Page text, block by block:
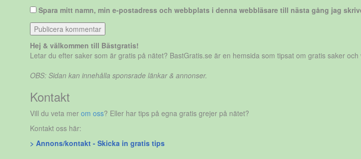
Spara mitt namn, min e-postadress och webbplats i denna webbläsare till nästa gång jag
Hej & välkommen till Bästgratis!
Letar du efter saker som är gratis på nätet? BastGratis.se är en hemsida som tipsat om gratis saker
OBS: Sidan kan innehålla sponsrade länkar & annonser.
Kontakt
Vill du veta mer om oss? Eller har tips på egna gratis grejer på nätet?
Kontakt oss här:
> Annons/kontakt - Skicka in gratis tips